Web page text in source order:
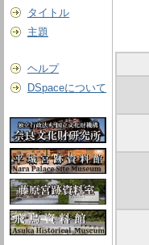
タイトル
主題
ヘルプ
DSpaceについて